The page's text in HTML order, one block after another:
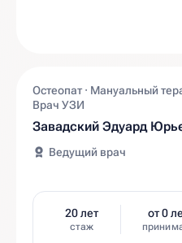
Остеопат · Мануальный
Врач УЗИ
Завадский Эдуард
Ведущий врач
20 лет
стаж
от 0